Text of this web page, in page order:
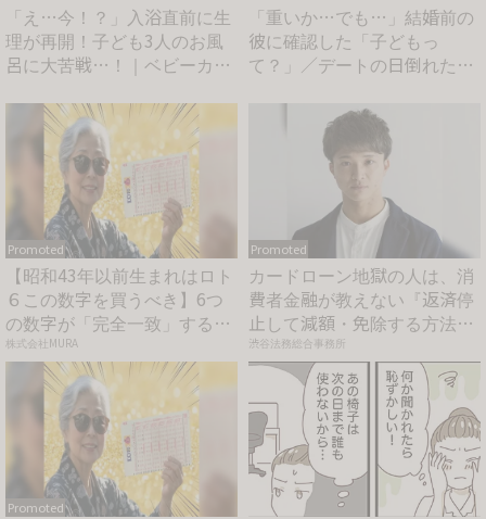
「え…今！？」入浴直前に生
理が再開！子ども3人のお風
呂に大苦戦…！｜ベビーカレ
「重いか…でも…」結婚前の
彼に確認した「子どもっ
て？」／デートの日倒れた｜
Promoted
【昭和43年以前生まれはロト
６この数字を買うべき】6つ
の数字が「完全一致」する
方...
株式会社MURA
Promoted
カードローン地獄の人は、消
費者金融が教えない『返済停
止して減額・免除する方法』
で...
渋谷法務総合事務所
Promoted